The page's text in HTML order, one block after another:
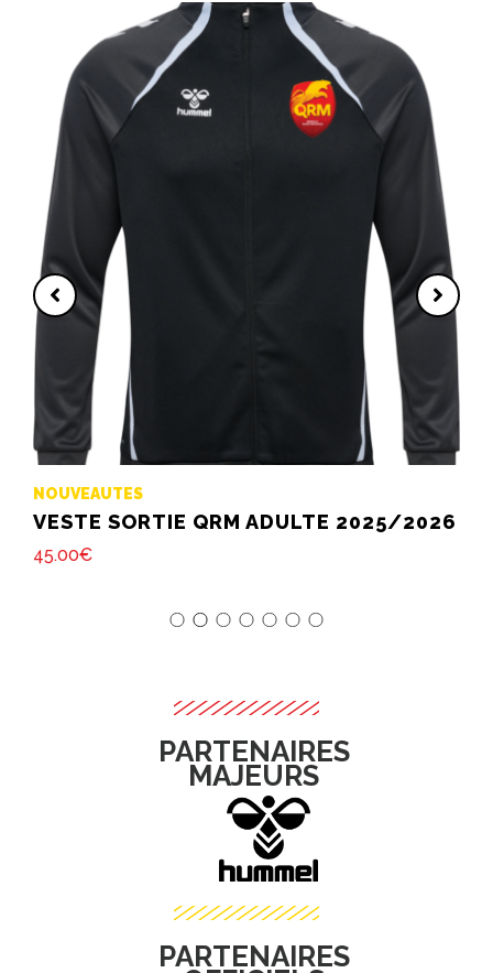
2025/2026 VESTE SORTIE QRM
PARTENAIRES
MAJEURS
PARTENAIRES